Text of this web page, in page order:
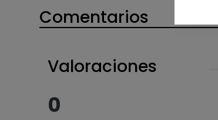
Comentarios
Valoraciones
0